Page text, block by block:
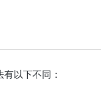
以下不同：